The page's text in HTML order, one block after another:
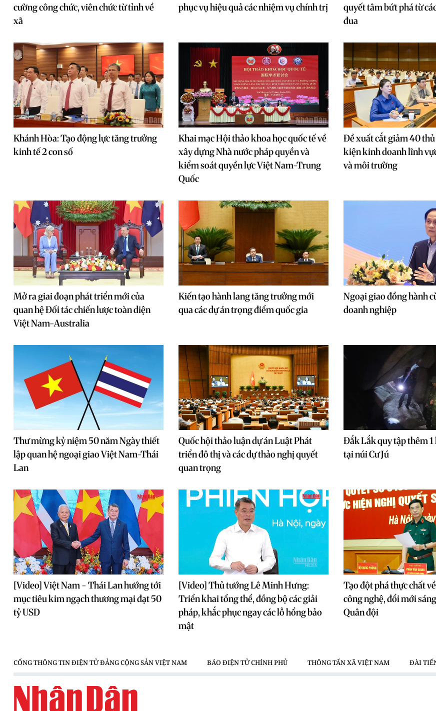
cường công chức, viên chức từ tỉnh về
xã
phục vụ hiệu quả các nhiệm vụ chính trị
quyết tâm bứt phá từ
đua
Khánh Hòa: Tạo động lực tăng trưởng
kinh tế 2 con số
Khai mạc Hội thảo khoa học quốc tế về
xây dựng Nhà nước pháp quyền và
kiểm soát quyền lực Việt Nam-Trung
Quốc
Đề xuất cắt giảm 40
kiện kinh doanh lĩnh
và môi trường
Mở ra giai đoạn phát triển mới của
quan hệ Đối tác chiến lược toàn diện
Việt Nam-Australia
Kiến tạo hành lang tăng trưởng mới
qua các dự án trọng điểm quốc gia
Ngoại giao đồng hành
doanh nghiệp
Thư mừng kỷ niệm 50 năm Ngày thiết
lập quan hệ ngoại giao Việt Nam-Thái
Lan
Quốc hội thảo luận dự án Luật Phát
triển đô thị và các dự thảo nghị quyết
quan trọng
Đắk Lắk quy tập thêm 1
tại núi Cư Jú
[Video] Việt Nam - Thái Lan hướng tới
mục tiêu kim ngạch thương mại đạt 50
tỷ USD
[Video] Thủ tướng Lê Minh Hưng:
Triển khai tổng thể, đồng bộ các giải
pháp, khắc phục ngay các lỗ hổng bảo
mật
Tạo đột phá thực chất
công nghệ, đổi mới
Quân đội
CỔNG THÔNG TIN ĐIỆN TỬ ĐẢNG CỘNG SẢN VIỆT NAM BÁO ĐIỆN TỬ CHÍNH PHỦ THÔNG TẤN XÃ VIỆT NAM ĐÀI